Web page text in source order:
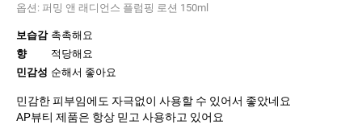
옵션: 퍼밍 앤 래디언스 플럼핑 로션 150ml
보습감 촉촉해요
향
적당해요
민감성 순해서 좋아요
민감한 피부임에도 자극없이 사용할 수 있어서 좋았네요
AP뷰티 제품은 항상 믿고 사용하고 있어요